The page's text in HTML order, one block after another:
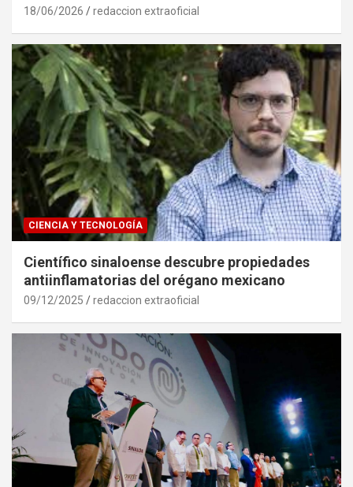
18/06/2026 redaccion extraoficial
CIENCIA Y TECNOLOGÍA
Científico sinaloense descubre propiedades
antiinflamatorias del orégano mexicano
09/12/2025 redaccion extraoficial